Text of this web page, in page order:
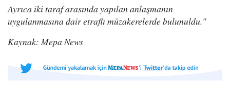
Ayrıca iki taraf arasında yapılan anlaşmanın
uygulanmasına dair etraflı müzakerelerde bulunuldu."
Kaynak: Mepa News